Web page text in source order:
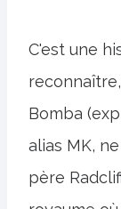
C'est une
Bomba
alias MK,
père